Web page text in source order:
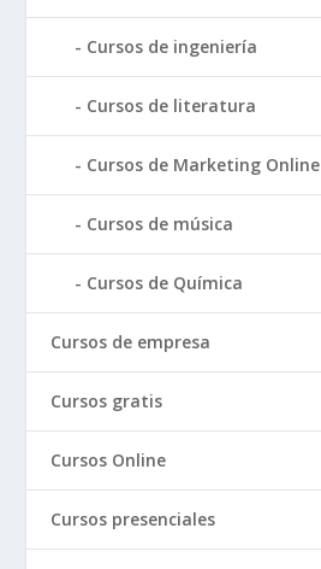
Cursos de ingeniería
Cursos de literatura
Cursos de Marketing Online
Cursos de música
Cursos de Química
Cursos de empresa
Cursos gratis
Cursos Online
Cursos presenciales